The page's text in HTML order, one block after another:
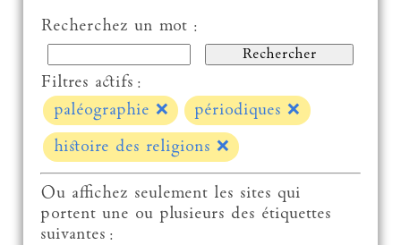
Recherchez un mot :
Filtres actifs :
paléographie ❌ périodiques❌
histoire des religions ❌
Ou affichez seulement les sites qui
portent une ou plusieurs des étiquettes
suivantes :